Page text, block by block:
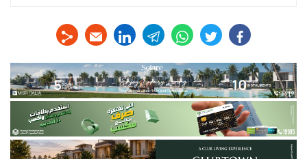
facebook
twitter
whats
telegram
linkedin